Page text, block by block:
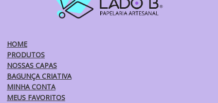
escolhidas
HOME
PRODUTOS
NOSSAS CAPAS
BAGUNÇA CRIATIVA
MINHA CONTA
MEUS FAVORITOS